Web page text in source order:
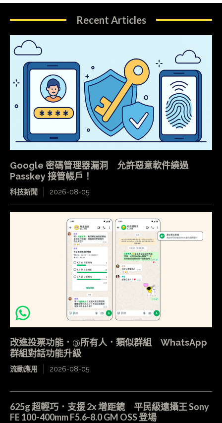
Recent Articles
Google 密碼管理器漏洞 允許惡意軟件繞過
Passkey 接管帳戶！
科技新聞 2026-08-05
改進投票功能．@所有人．類似群組 WhatsApp
群組對話功能升級
流動應用 2026-08-05
625g 超輕巧．支援 2x 增距鏡 平民級遠攝王 Sony
FE 100-400mm F5.6-8.0 GM OSS 登場